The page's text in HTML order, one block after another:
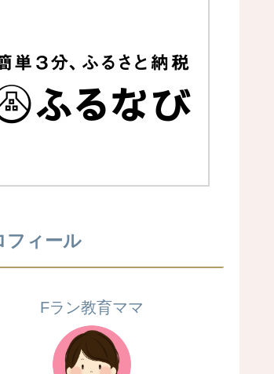
フィール
Fラン教育ママ